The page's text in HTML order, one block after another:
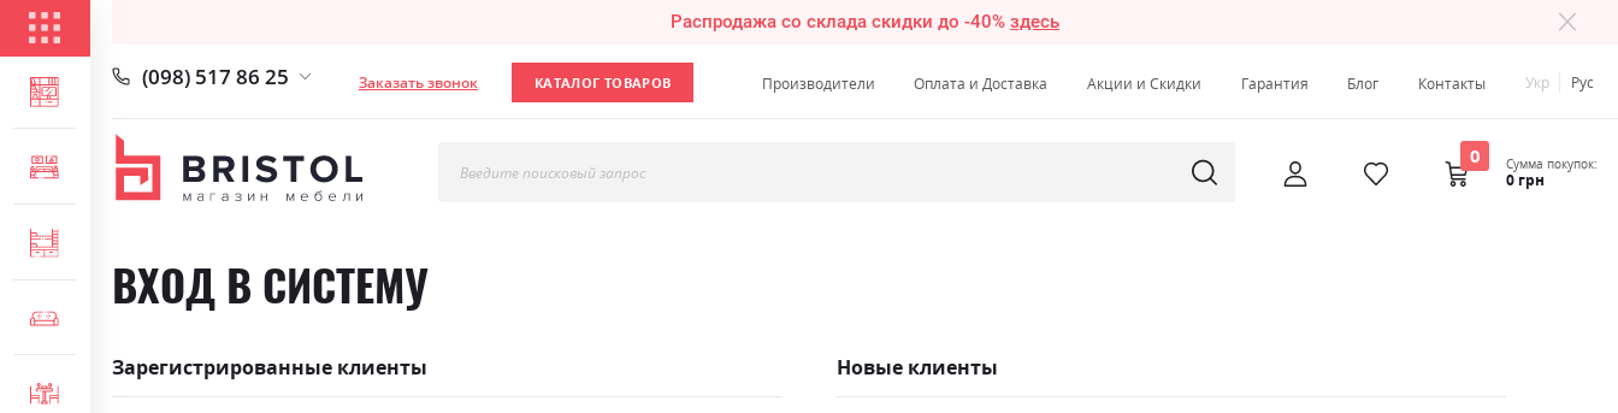
Распродажа со склада скидки до -40%здесь
ГОСТИНАЯ
СПАЛЬНЯ
МЯГКАЯ МЕБЕЛЬ
(098) 517 86 25 Заказать звонок КАТАЛОГ ТОВАРОВ Производители Оплата и Доставка Акции и Скидки Гарантия Блог Контакты Укр Рус
Введите поисковый запрос
0 Сумма покупок:
0 грн
ВХОД В СИСТЕМУ
Зарегистрированные клиенты Новые клиенты